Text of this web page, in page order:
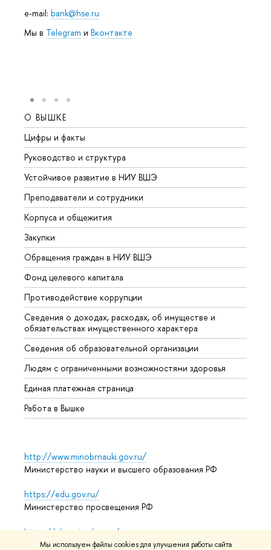
Мы используем файлы cookies для улучшения работы сайта
e-mail: bank@hse.ru
Мы в Telegram и Вконтакте
О ВЫШКЕ
Цифры и факты
Руководство и структура
Устойчивое развитие в НИУ ВШЭ
Преподаватели и сотрудники
Корпуса и общежития
Закупки
Обращения граждан в НИУ ВШЭ
Фонд целевого капитала
Противодействие коррупции
Сведения о доходах, расходах, об имуществе и
обязательствах имущественного характера
Сведения об образовательной организации
Людям с ограниченными возможностями здоровья
Единая платежная страница
Работа в Вышке
http://www.minobrnauki.gov.ru/
Министерство науки и высшего образования РФ
https://edu.gov.ru/
Министерство просвещения РФ
https://elearning.hse.ru/mooc
Массовые открытые онлайн-курсы